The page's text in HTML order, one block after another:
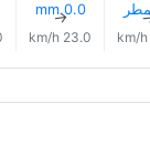
0.0 mm
↑
23.0 km/h